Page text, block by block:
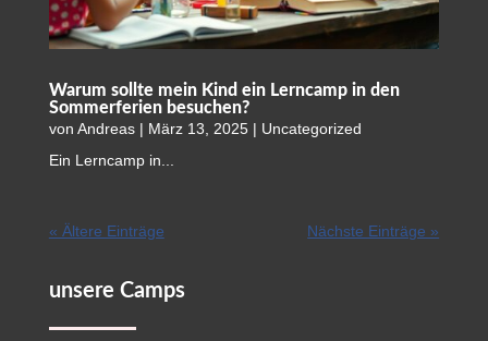
Warum sollte mein Kind ein Lerncamp in den
Sommerferien besuchen?
von Andreas| März 13, 2025| Uncategorized
Ein Lerncamp in...
« Ältere Einträge Nächste Einträge »
unsere Camps